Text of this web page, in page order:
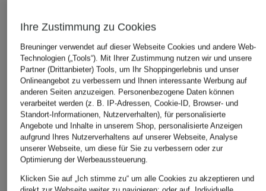
140 €
200 €
ÄHNLICHE ARTIKEL ENTDECKEN
Ihre Zustimmung zu Cookies
Breuninger verwendet auf dieser Webseite Cookies und andere Web-
Technologien („Tools“). Mit Ihrer Zustimmung nutzen wir und unsere
Partner (Drittanbieter) Tools, um Ihr Shoppingerlebnis und unser
Onlineangebot zu verbessern und Ihnen interessante Werbung auf
anderen Seiten anzuzeigen. Personenbezogene Daten können
verarbeitet werden (z. B. IP-Adressen, Cookie-ID, Browser- und
Standort-Informationen, Nutzerverhalten), für personalisierte
Angebote und Inhalte in unserem Shop, personalisierte Anzeigen
aufgrund Ihres Nutzerverhaltens auf unserer Webseite, Analyse
unserer Webseite, um diese für Sie zu verbessern oder zur
Optimierung der Werbeaussteuerung.
Klicken Sie auf „Ich stimme zu“ um alle Cookies zu akzeptieren und